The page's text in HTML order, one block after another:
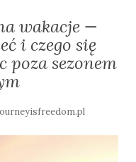
wakacje —
i czego się
poza sezonem